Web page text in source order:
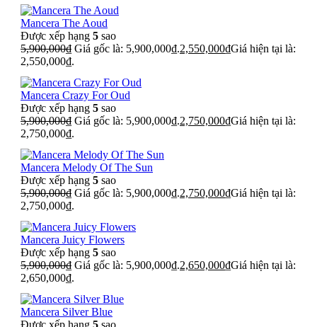
Mancera The Aoud
Được xếp hạng 5 sao
5,900,000₫ Giá gốc là: 5,900,000₫.2,550,000₫Giá hiện tại là:
2,550,000₫.
Mancera Crazy For Oud
Được xếp hạng 5 sao
5,900,000₫ Giá gốc là: 5,900,000₫.2,750,000₫Giá hiện tại là:
2,750,000₫.
Mancera Melody Of The Sun
Được xếp hạng 5 sao
5,900,000₫ Giá gốc là: 5,900,000₫.2,750,000₫Giá hiện tại là:
2,750,000₫.
Mancera Juicy Flowers
Được xếp hạng 5 sao
5,900,000₫ Giá gốc là: 5,900,000₫.2,650,000₫Giá hiện tại là:
2,650,000₫.
Mancera Silver Blue
Được xếp hạng 5 sao